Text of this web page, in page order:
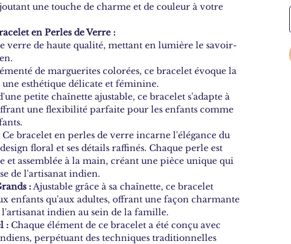
une touche de charme et de couleur à votre
en Perles de Verre :
verre de haute qualité, mettant en lumière le savoir-
de marguerites colorées, ce bracelet évoque la
une esthétique délicate et féminine.
petite chaînette ajustable, ce bracelet s'adapte à
une flexibilité parfaite pour les enfants comme
Ce bracelet en perles de verre incarne l'élégance du
floral et ses détails raffinés. Chaque perle est
et assemblée à la main, créant une pièce unique qui
de l'artisanat indien.
:Ajustable grâce à sa chaînette, ce bracelet
enfants qu'aux adultes, offrant une façon charmante
indien au sein de la famille.
: Chaque élément de ce bracelet a été conçu avec
perpétuant des techniques traditionnelles